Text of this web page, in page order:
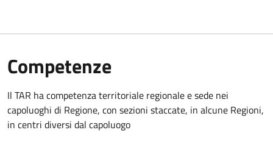
Competenze
Il TAR ha competenza territoriale regionale e sede nei
capoluoghi di Regione, con sezioni staccate, in alcune Regioni,
in centri diversi dal capoluogo